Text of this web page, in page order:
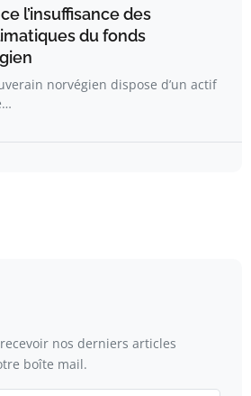
l’insuffisance des
du fonds
norvégien dispose d’un actif
nos derniers articles
boîte mail.